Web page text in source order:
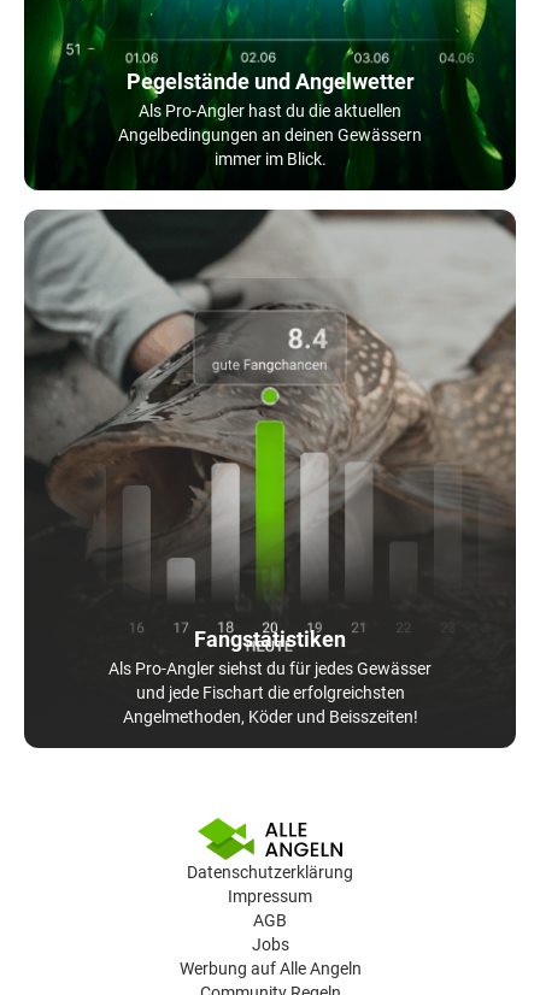
Pegelstände und Angelwetter
Als Pro-Angler hast du die aktuellen
Angelbedingungen an deinen Gewässern
immer im Blick.
Fangstatistiken
Als Pro-Angler siehst du für jedes Gewässer
und jede Fischart die erfolgreichsten
Angelmethoden, Köder und Beisszeiten!
Datenschutzerklärung
Impressum
AGB
Jobs
Werbung auf Alle Angeln